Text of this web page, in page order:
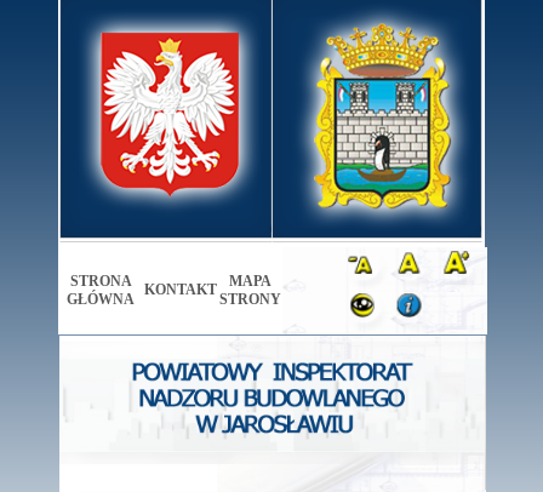
STRONA
GŁÓWNA
KONTAKT
MAPA
STRONY